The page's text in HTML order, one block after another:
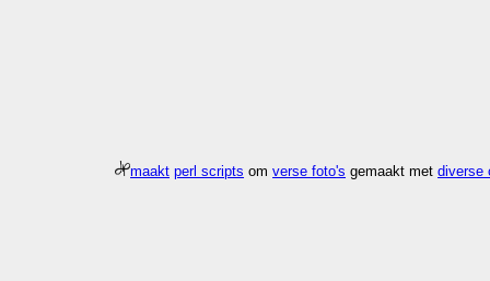
maakt perl scripts omverse foto's gemaakt metdiverse